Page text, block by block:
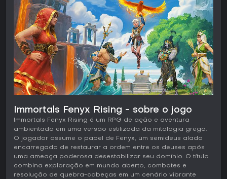
Immortals Fenyx Rising - sobre o jogo
Immortals Fenyx Rising é um RPG de ação e aventura
ambientado em uma versão estilizada da mitologia grega.
O jogador assume o papel de Fenyx, um semideus alado
encarregado de restaurar a ordem entre os deuses após
uma ameaça poderosa desestabilizar seu domínio. O título
combina exploração em mundo aberto, combates e
resolução de quebra-cabeças em um cenário vibrante